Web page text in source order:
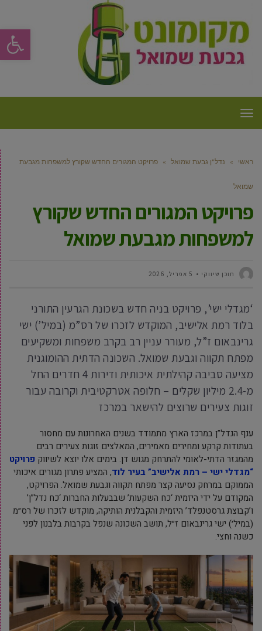
פתח
תפריט
ראשי » נדל"ן גבעת שמואל » פרויקט המגורים החדש שקורץ למשפחות מגבעת
שמואל
פרויקט המגורים החדש שקורץ
למשפחות מגבעת שמואל
תוכן שיווקי 5 אפריל, 2026
‘מגדלי ישי’, פרויקט בניה חדש בשכונת הגרעין התורני
בלוד רמת אלישיב, המוקדש לזכרו של רס”מ (במיל’) ישי
גרינבאום ז”ל, מעורר עניין רב בקרב משפחות ומשקיעים
מפתח תקווה וגבעת שמואל. השכונה הדתית ההומוגנית
מציעה סביבה קהילתית איכותית ודירות 4 חדרים החל
מ-2.4 מיליון שקלים – חלופה אטרקטיבית וקרובה עבור
זוגות צעירים שרוצים להישאר במרכז
ענף הנדל”ן במרכז הארץ מתמודד בשנים האחרונות עם מחסור
בעתודות קרקע ומחירים מאמירים, המאלצים זוגות צעירים רבים
מהמגזר הדתי-לאומי להתרחק מגוש דן. בימים אלו יוצא לשיווק פרויקט
“מגדלי ישי – רמת אלישיב” בעיר לוד, המציע פתרון מגורים איכותי
הממוקם במרחק נסיעה קצר מפתח תקווה וגבעת שמואל. הפרויקט,
המקודם על ידי היזמית ‘כח השקעות’ שבבעלות החברות ‘כח נדל”ן’
ו’קבוצת גרסטנפלד’ היזמית והקבלנית הותיקה, מוקדש לזכרו של רס״מ
(במיל׳) ישי גרינבאום ז״ל, תושב השכונה שנפל בקרבות בלבנון לפני
כשנה וחצי.